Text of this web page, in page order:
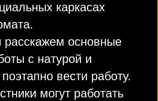
каркасах
основные
с натурой и
вести работу.
могут работать